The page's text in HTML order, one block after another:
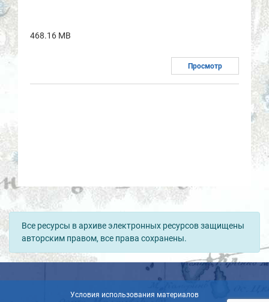
468.16 MB
Просмотр
Все ресурсы в архиве электронных ресурсов защищены
авторским правом, все права сохранены.
Условия использования материалов